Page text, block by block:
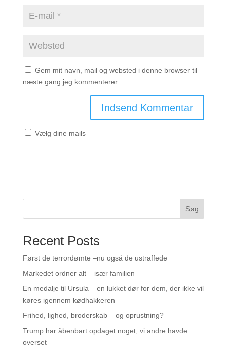
Gem mit navn, mail og websted i denne browser til
næste gang jeg kommenterer.
Vælg dine mails
Søg
Recent Posts
Først de terrordømte –nu også de ustraffede
Markedet ordner alt – især familien
En medalje til Ursula – en lukket dør for dem, der ikke vil
køres igennem kødhakkeren
Frihed, lighed, broderskab – og oprustning?
Trump har åbenbart opdaget noget, vi andre havde
overset